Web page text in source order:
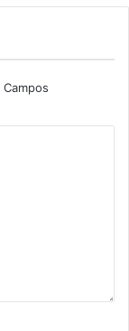
Campos